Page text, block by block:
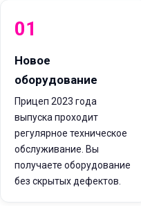
01
Новое
оборудование
Прицеп 2023 года
выпуска проходит
регулярное техническое
обслуживание. Вы
получаете оборудование
без скрытых дефектов.